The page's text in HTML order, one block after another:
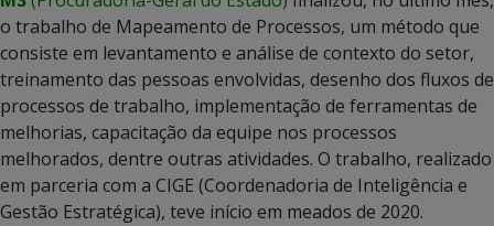
o trabalho de Mapeamento de Processos, um método que
consiste em levantamento e análise de contexto do setor,
treinamento das pessoas envolvidas, desenho dos fluxos de
processos de trabalho, implementação de ferramentas de
melhorias, capacitação da equipe nos processos
melhorados, dentre outras atividades. O trabalho, realizado
em parceria com a CIGE (Coordenadoria de Inteligência e
Gestão Estratégica), teve início em meados de 2020.